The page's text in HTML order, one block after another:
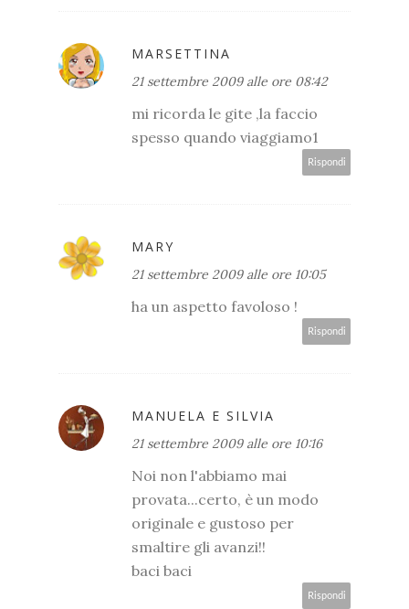
MARSETTINA
21 settembre 2009 alle ore 08:42
mi ricorda le gite ,la faccio
spesso quando viaggiamo1
Rispondi
MARY
21 settembre 2009 alle ore 10:05
ha un aspetto favoloso !
Rispondi
MANUELA E SILVIA
21 settembre 2009 alle ore 10:16
Noi non l'abbiamo mai
provata...certo, è un modo
originale e gustoso per
smaltire gli avanzi!!
baci baci
Rispondi